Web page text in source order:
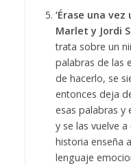
‘Érase una
Marlet y Jordi
trata sobre un
palabras de las
de hacerlo, se
entonces deja
esas palabras y
y se las vuelve
historia enseña
lenguaje